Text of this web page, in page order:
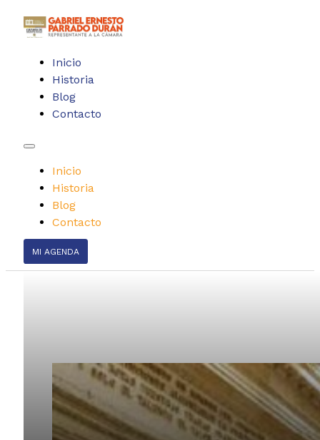
Inicio
Historia
Blog
Contacto
Inicio
Historia
Blog
Contacto
MI AGENDA